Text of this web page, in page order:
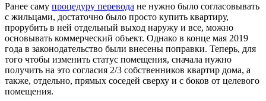
Ранее саму процедуру перевода не нужно было согласовывать
с жильцами, достаточно было просто купить квартиру,
прорубить в ней отдельный выход наружу и все, можно
основывать коммерческий объект. Однако в конце мая 2019
года в законодательство были внесены поправки. Теперь, для
того чтобы изменить статус помещения, сначала нужно
получить на это согласия 2/3 собственников квартир дома, а
также, отдельно, прямых соседей сверху и с боков от целевого
помещения.